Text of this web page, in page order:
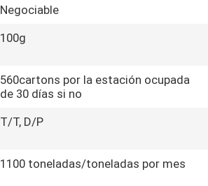
Negociable
100g
560cartons por la estación ocupada
de 30 días si no
T/T, D/P
1100 toneladas/toneladas por mes